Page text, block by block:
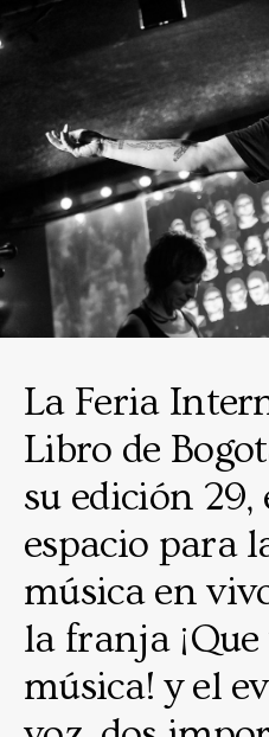
La Feria
Libro de
su edición
espacio para
música en
la franja
música! y el